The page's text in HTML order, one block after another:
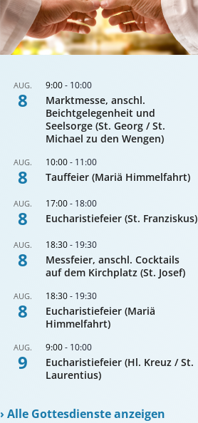
AUG.
8
9:00- 10:00
Marktmesse, anschl.
Beichtgelegenheit und
Seelsorge (St. Georg / St.
Michael zu den Wengen)
AUG.
8
10:00- 11:00
Tauffeier (Mariä Himmelfahrt)
AUG.
8
17:00- 18:00
Eucharistiefeier (St. Franziskus)
AUG.
8
18:30- 19:30
Messfeier, anschl. Cocktails
auf dem Kirchplatz (St. Josef)
AUG.
8
18:30- 19:30
Eucharistiefeier (Mariä
Himmelfahrt)
AUG.
9
9:00- 10:00
Eucharistiefeier (Hl. Kreuz / St.
Laurentius)
›Alle Gottesdienste anzeigen